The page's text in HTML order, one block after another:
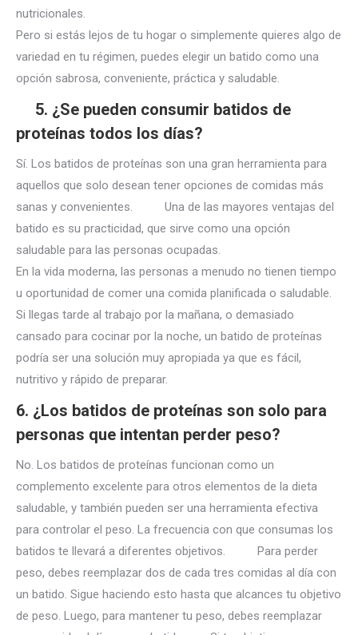
nutricionales.
Pero si estás lejos de tu hogar o simplemente quieres algo de
variedad en tu régimen, puedes elegir un batido como una
opción sabrosa, conveniente, práctica y saludable.
5. ¿Se pueden consumir batidos de
proteínas todos los días?
Sí. Los batidos de proteínas son una gran herramienta para
aquellos que solo desean tener opciones de comidas más
sanas y convenientes. Una de las mayores ventajas del
batido es su practicidad, que sirve como una opción
saludable para las personas ocupadas.
En la vida moderna, las personas a menudo no tienen tiempo
u oportunidad de comer una comida planificada o saludable.
Si llegas tarde al trabajo por la mañana, o demasiado
cansado para cocinar por la noche, un batido de proteínas
podría ser una solución muy apropiada ya que es fácil,
nutritivo y rápido de preparar.
6. ¿Los batidos de proteínas son solo para
personas que intentan perder peso?
No. Los batidos de proteínas funcionan como un
complemento excelente para otros elementos de la dieta
saludable, y también pueden ser una herramienta efectiva
para controlar el peso. La frecuencia con que consumas los
batidos te llevará a diferentes objetivos. Para perder
peso, debes reemplazar dos de cada tres comidas al día con
un batido. Sigue haciendo esto hasta que alcances tu objetivo
de peso. Luego, para mantener tu peso, debes reemplazar